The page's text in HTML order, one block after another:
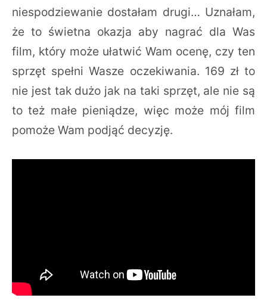
niespodziewanie dostałam drugi… Uznałam,
że to świetna okazja aby nagrać dla Was
film, który może ułatwić Wam ocenę, czy ten
sprzęt spełni Wasze oczekiwania. 169 zł to
nie jest tak dużo jak na taki sprzęt, ale nie są
to też małe pieniądze, więc może mój film
pomoże Wam podjąć decyzję.